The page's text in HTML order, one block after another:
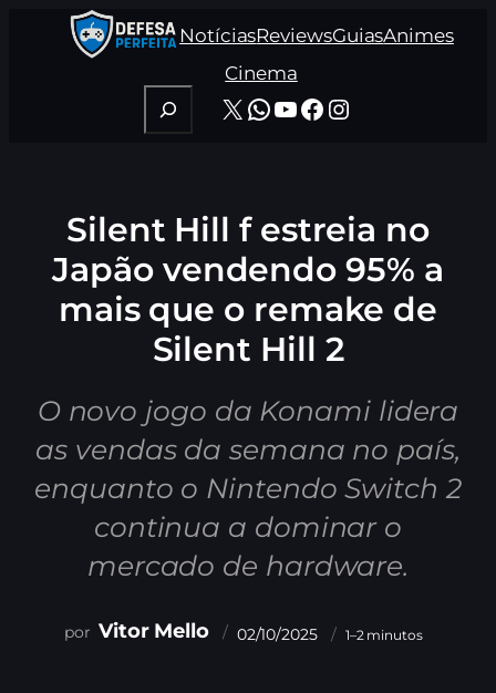
NotíciasReviewsGuiasAnimes
Cinema
Pesquisar
X WhatsApp
Youtube
Facebook
Instagram
Silent Hill f estreia no
Japão vendendo 95% a
mais que o remake de
Silent Hill 2
O novo jogo da Konami lidera
as vendas da semana no país,
enquanto o Nintendo Switch 2
continua a dominar o
mercado de hardware.
Vitor Mello 02/10/2025 1–2 minutos